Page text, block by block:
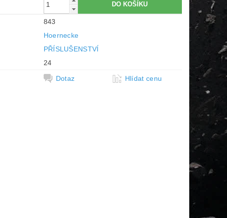
843
Hoernecke
PŘÍSLUŠENSTVÍ
24
Dotaz Hlídat cenu